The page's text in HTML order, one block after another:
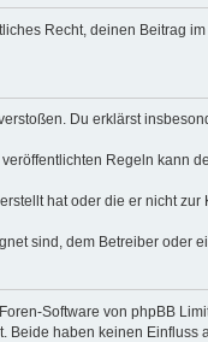
Recht, deinen Beitrag
Du erklärst
Regeln kann
hat oder die er nicht zur
sind, dem Betreiber oder
Software von phpBB
haben keinen Einfluss